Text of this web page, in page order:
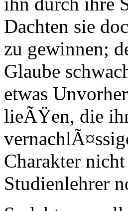
Dachten sie
zu gewinnen;
Glaube
etwas
lieÃŸen, die
Charakter
Studienlehrer